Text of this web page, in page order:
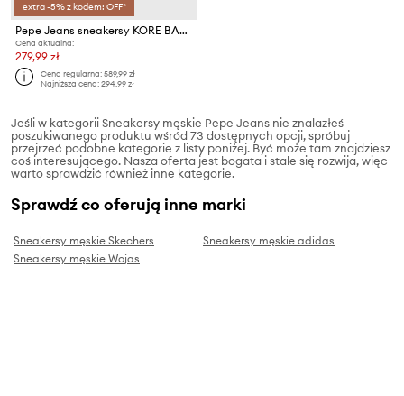
extra -5% z kodem: OFF*
Pepe Jeans sneakersy KORE BASKET M
Cena aktualna:
279,99 zł
Cena regularna:589,99 zł
Najniższa cena:294,99 zł
Jeśli w kategorii Sneakersy męskie Pepe Jeans nie znalazłeś
poszukiwanego produktu wśród 73 dostępnych opcji, spróbuj
przejrzeć podobne kategorie z listy poniżej. Być może tam znajdziesz
coś interesującego. Nasza oferta jest bogata i stale się rozwija, więc
warto sprawdzić również inne kategorie.
Sprawdź co oferują inne marki
Sneakersy męskie Skechers
Sneakersy męskie adidas
Sneakersy męskie Wojas